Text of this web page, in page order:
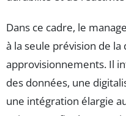
Dans ce cadre, le
à la seule prévision de
approvisionnements. Il
des données, une
une intégration élargie